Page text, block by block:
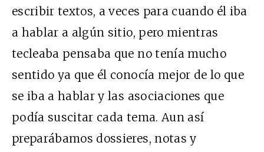
escribir textos, a veces para cuando él iba
a hablar a algún sitio, pero mientras
tecleaba pensaba que no tenía mucho
sentido ya que él conocía mejor de lo que
se iba a hablar y las asociaciones que
podía suscitar cada tema. Aun así
preparábamos dossieres, notas y